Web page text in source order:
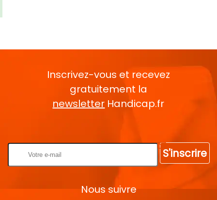
Inscrivez-vous et recevez
gratuitement la
newsletter Handicap.fr
S'inscrire
Nous suivre